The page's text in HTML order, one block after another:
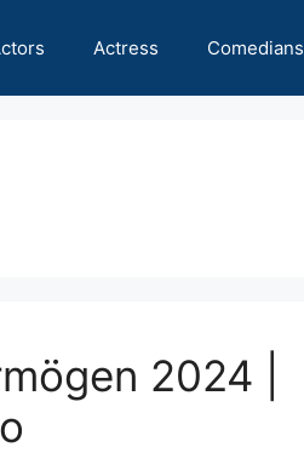
Actress Comedians
2024 |